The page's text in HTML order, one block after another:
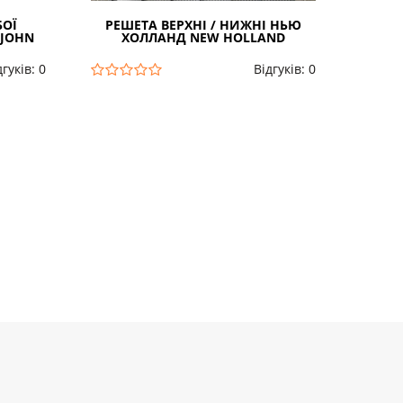
0
РЕШЕТА ВЕРХНІ / НИЖНІ НЬЮ
ХОЛЛАНД NEW HOLLAND
Відгуків: 0